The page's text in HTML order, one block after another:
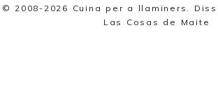
© 2008-2026 Cuina per a llaminers .
Las Cosas de Maite